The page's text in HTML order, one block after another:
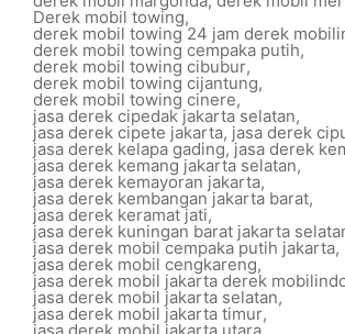
Derek mobil towing,
derek mobil towing 24 jam derek
derek mobil towing cempaka putih,
derek mobil towing cibubur,
derek mobil towing cijantung,
derek mobil towing cinere,
jasa derek cipedak jakarta selatan,
jasa derek cipete jakarta, jasa derek
jasa derek kelapa gading,jasa derek
jasa derek kemang jakarta selatan,
jasa derek kemayoran jakarta,
jasa derek kembangan jakarta barat,
jasa derek keramat jati,
jasa derek kuningan barat jakarta
jasa derek mobil cempaka putih jakarta,
jasa derek mobil cengkareng,
jasa derek mobil jakarta derek
jasa derek mobil jakarta selatan,
jasa derek mobil jakarta timur,